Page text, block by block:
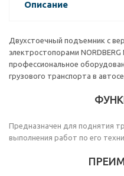
Описание
Двухстоечный подъемник с
электростопорами NORDBERG
профессиональное
грузового транспорта в
Предназначен для поднятия
выполнения работ по его